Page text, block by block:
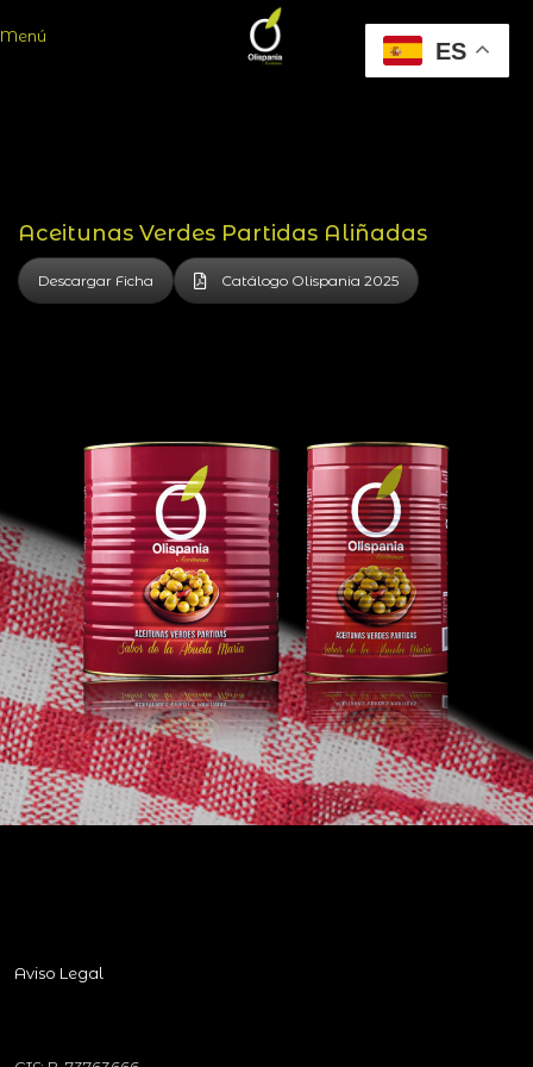
Menú
Aceitunas Verdes Partidas Aliñadas
Descargar Ficha Catálogo Olispania 2025
Aviso Legal
ES